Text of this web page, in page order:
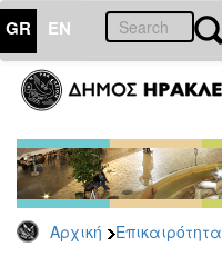
GR EN
Αρχική Επικαιρότητα
ΕΠΙΚΑΙΡΟΤΗΤΑ
Τύπου
Αρχείο
2026
2025